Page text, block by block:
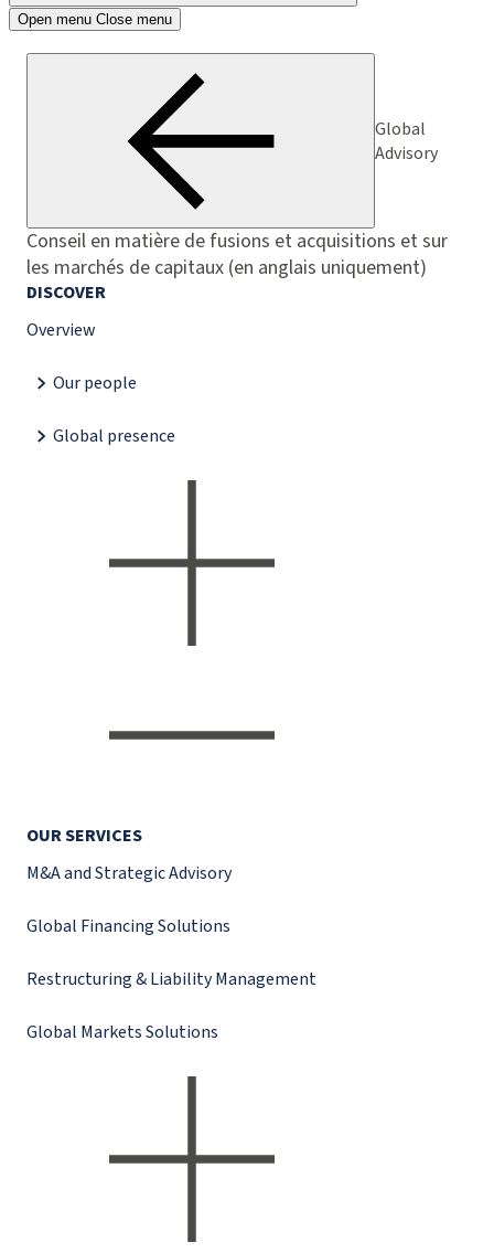
Open menu Close menu
Global
Advisory
Conseil en matière de fusions et acquisitions et sur
les marchés de capitaux (en anglais uniquement)
DISCOVER
Overview
Our people
Global presence
OUR SERVICES
M&A and Strategic Advisory
Global Financing Solutions
Restructuring & Liability Management
Global Markets Solutions